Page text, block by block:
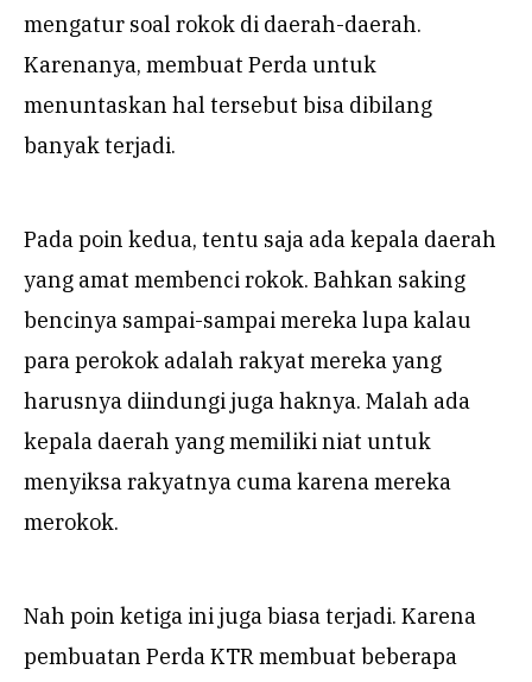
mengatur soal rokok di daerah-daerah.
Karenanya, membuat Perda untuk
menuntaskan hal tersebut bisa dibilang
banyak terjadi.
Pada poin kedua, tentu saja ada kepala daerah
yang amat membenci rokok. Bahkan saking
bencinya sampai-sampai mereka lupa kalau
para perokok adalah rakyat mereka yang
harusnya diindungi juga haknya. Malah ada
kepala daerah yang memiliki niat untuk
menyiksa rakyatnya cuma karena mereka
merokok.
Nah poin ketiga ini juga biasa terjadi. Karena
pembuatan Perda KTR membuat beberapa